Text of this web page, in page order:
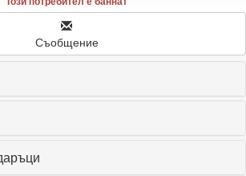
Съобщение